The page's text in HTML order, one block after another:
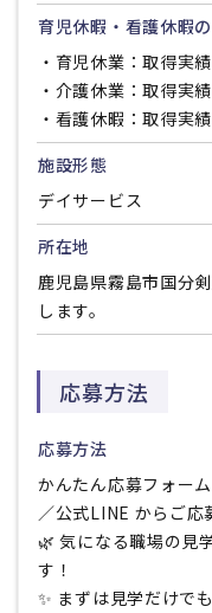
育児休暇・看護休暇
・育児休業：取得実
・介護休業：取得実
・看護休暇：取得実
施設形態
デイサービス
所在地
鹿児島県霧島市国分
します。
応募方法
応募方法
かんたん応募フォー
／公式LINE からご応
🌿 気になる職場の見
す！
✨ まずは見学だけで